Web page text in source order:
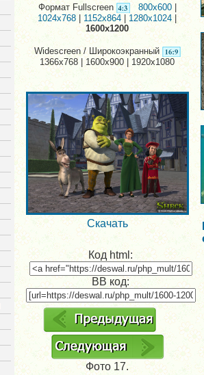
Формат Fullscreen 800x600
1024x768
1152x864| 1280x1024
1600x1200
Widescreen / Широкоэкранный
1366x768 | 1600x900 | 1920x1080
Скачать
Код html:
BB код:
Фото 17.